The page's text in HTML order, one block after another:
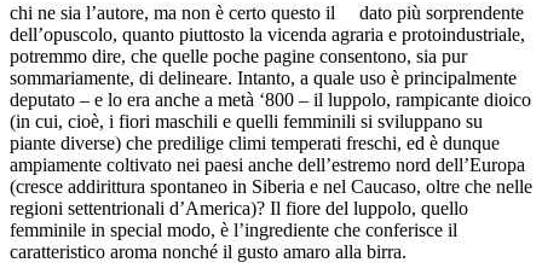
chi ne sia l’autore, ma non è certo questo il
dato più sorprendente
dell’opuscolo, quanto piuttosto la vicenda agraria e protoindustriale,
potremmo dire, che quelle poche pagine consentono, sia pur
sommariamente, di delineare. Intanto, a quale uso è principalmente
deputato – e lo era anche a metà ‘800 – il luppolo, rampicante dioico
(in cui, cioè, i fiori maschili e quelli femminili si sviluppano su
piante diverse) che predilige climi temperati freschi, ed è dunque
ampiamente coltivato nei paesi anche dell’estremo nord dell’Europa
(cresce addirittura spontaneo in Siberia e nel Caucaso, oltre che nelle
regioni settentrionali d’America)? Il fiore del luppolo, quello
femminile in special modo, è l’ingrediente che conferisce il
caratteristico aroma nonché il gusto amaro alla birra.